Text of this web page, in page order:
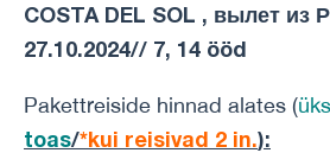
COSTA DEL SOL , вылет из
27.10.2024// 7, 14 ööd
Pakettreiside hinnad alates (
toas/*kui reisivad 2 in.):